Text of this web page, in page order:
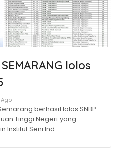
lolos
berhasil lolos SNBP
Tinggi Negeri yang
Institut Seni Ind…